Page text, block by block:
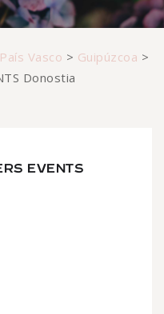
País Vasco > Guipúzcoa >
Donostia
EVENTS